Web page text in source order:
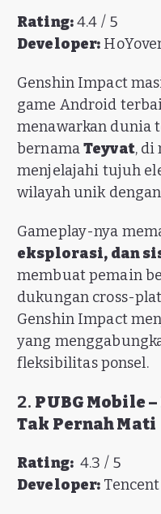
Rating:4.4 / 5
Developer:
Genshin Impact
game Android
menawarkan dunia
bernamaTeyvat, di
menjelajahi tujuh
wilayah unik
Gameplay-nya
eksplorasi, dan
membuat pemain
dukungan cross-
Genshin Impact
yang
fleksibilitas ponsel.
2. PUBG Mobile
Tak Pernah Mati
Rating:4.3 / 5
Developer: